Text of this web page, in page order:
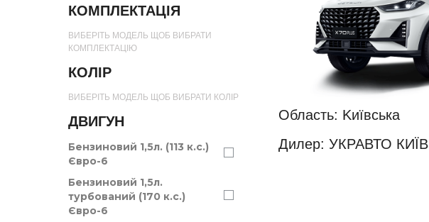
КОМПЛЕКТАЦІЯ
ВИБЕРІТЬ МОДЕЛЬ ЩОБ ВИБРАТИ
КОМПЛЕКТАЦІЮ
КОЛІР
ВИБЕРІТЬ МОДЕЛЬ ЩОБ ВИБРАТИ КОЛІР
ДВИГУН
Бензиновий 1,5л. (113 к.с.)
Євро-6
Бензиновий 1,5л.
турбований (170 к.с.)
Євро-6
Область: Kиївська
Дилер: УКРАВТО КИЇВ